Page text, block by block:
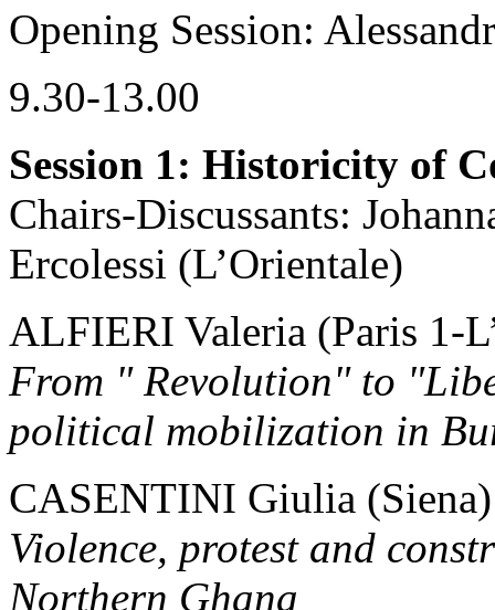
Opening Session:
9.30-13.00
Session 1: Historicity of
Chairs-Discussants:
Ercolessi (L’Orientale)
ALFIERI Valeria (Paris 1-
From " Revolution" to
political mobilization in
CASENTINI Giulia (Siena)
Violence, protest and
Northern Ghana